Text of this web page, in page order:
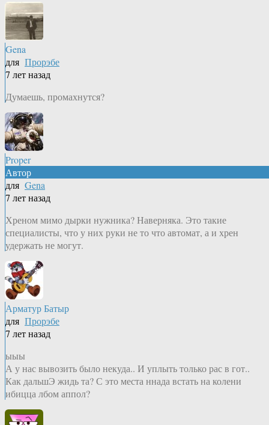
Gena
для Прорэбе
7 лет назад
Думаешь, промахнутся?
Proper
Автор
для Gena
7 лет назад
Хреном мимо дырки нужника? Наверняка. Это такие
специалисты, что у них руки не то что автомат, а и хрен
удержать не могут.
Арматур Батыр
для Прорэбе
7 лет назад
ыыы
А у нас вывозить было некуда.. И уплыть только рас в гот..
Как дальшЭ жидь та? С это места ннада встать на колени
ибицца лбом аппол?